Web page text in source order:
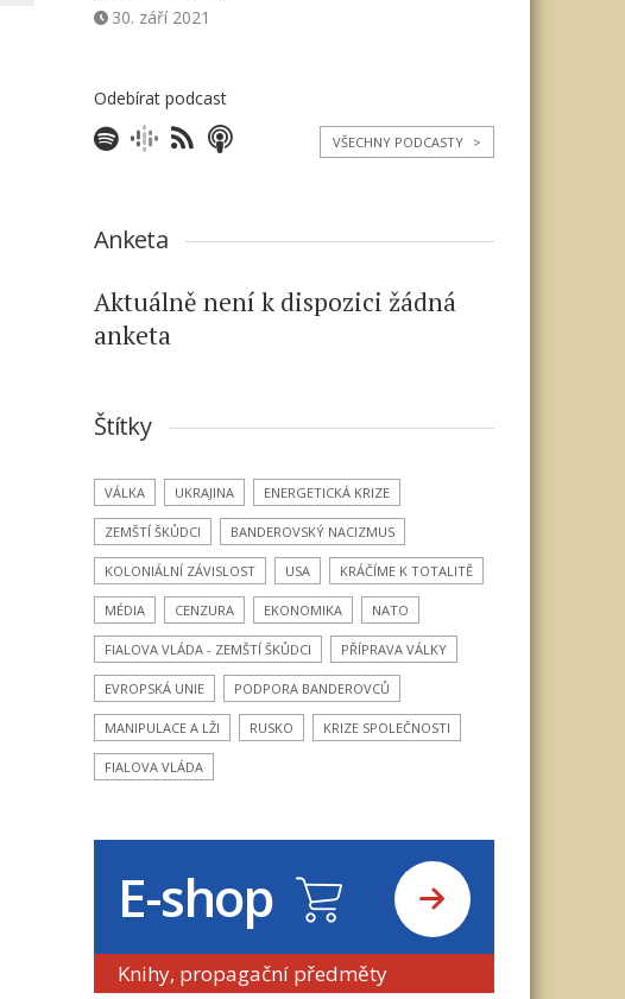
30. září 2021
Odebírat podcast
VŠECHNY PODCASTY >
Anketa
Aktuálně není k dispozici žádná
anketa
Štítky
VÁLKA UKRAJINA ENERGETICKÁ KRIZE
ZEMŠTÍ ŠKŮDCI BANDEROVSKÝ NACIZMUS
KOLONIÁLNÍ ZÁVISLOST USA KRÁČÍME K TOTALITĚ
MÉDIA CENZURA EKONOMIKA NATO
FIALOVA VLÁDA - ZEMŠTÍ ŠKŮDCI PŘÍPRAVA VÁLKY
EVROPSKÁ UNIE PODPORA BANDEROVCŮ
MANIPULACE A LŽI RUSKO KRIZE SPOLEČNOSTI
FIALOVA VLÁDA
E-shop
Knihy, propagační předměty